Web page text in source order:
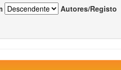
Autores/Registo